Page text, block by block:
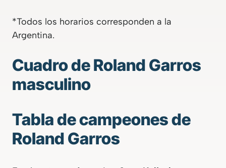
*Todos los horarios corresponden a la
Argentina.
Cuadro de Roland Garros
masculino
Tabla de campeones de
Roland Garros